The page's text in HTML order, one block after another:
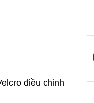
điều chỉnh